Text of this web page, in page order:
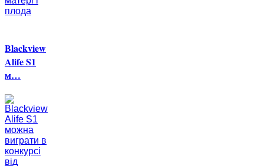
Blackview
Alife S1
м…